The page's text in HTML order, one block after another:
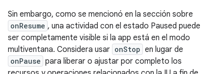
Sin embargo, como se mencionó en la sección sobre
onResume , una actividad con el estado Paused puede
ser completamente visible si la app está en el modo
multiventana. Considera usar onStop en lugar de
onPause para liberar o ajustar por completo los